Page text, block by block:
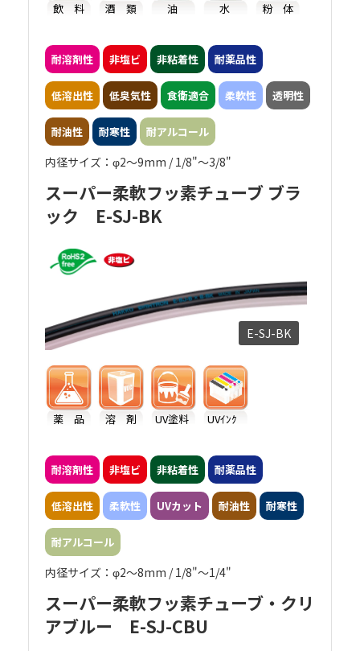
飲 料 酒 類 油 水 粉 体
耐溶剤性 非塩ビ 非粘着性 耐薬品性
低溶出性 低臭気性 食衛適合 柔軟性 透明性
耐油性 耐寒性 耐アルコール
内径サイズ：φ2～9mm / 1/8"～3/8"
スーパー柔軟フッ素チューブ ブラ
ック E-SJ-BK
E-SJ-BK
薬 品 溶 剤 UV塗料 UVｲﾝｸ
耐溶剤性 非塩ビ 非粘着性 耐薬品性
低溶出性 柔軟性 UVカット 耐油性 耐寒性
耐アルコール
内径サイズ：φ2～8mm / 1/8"～1/4"
スーパー柔軟フッ素チューブ・クリ
アブルー E-SJ-CBU